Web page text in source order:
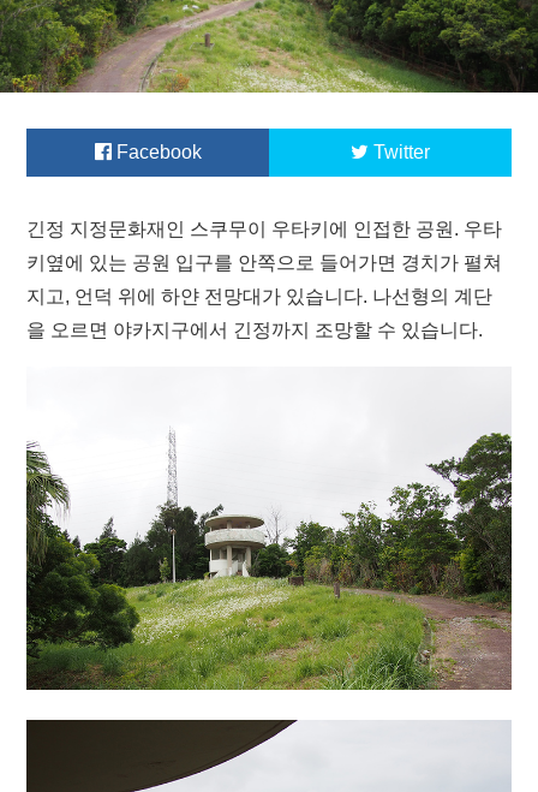
Facebook Twitter
긴정 지정문화재인 스쿠무이 우타키에 인접한 공원. 우타
키옆에 있는 공원 입구를 안쪽으로 들어가면 경치가 펼쳐
지고, 언덕 위에 하얀 전망대가 있습니다. 나선형의 계단
을 오르면 야카지구에서 긴정까지 조망할 수 있습니다.